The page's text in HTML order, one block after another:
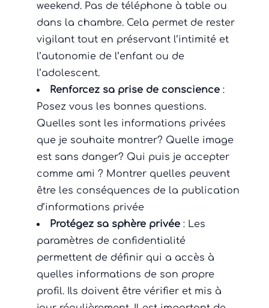
weekend. Pas de téléphone à table ou
dans la chambre. Cela permet de rester
vigilant tout en préservant l’intimité et
l’autonomie de l’enfant ou de
l’adolescent.
Renforcez sa prise de conscience:
Posez vous les bonnes questions.
Quelles sont les informations privées
que je souhaite montrer? Quelle image
est sans danger? Qui puis je accepter
comme ami ? Montrer quelles peuvent
être les conséquences de la publication
d’informations privée
Protégez sa sphère privée : Les
paramètres de confidentialité
permettent de définir qui a accès à
quelles informations de son propre
profil. Ils doivent être vérifier et mis à